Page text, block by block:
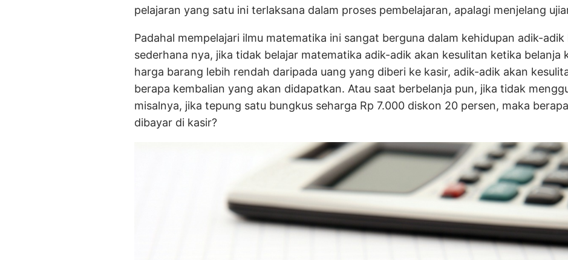
pelajaran yang satu ini terlaksana dalam proses pembelajaran, apalagi menjelang
Padahal mempelajari ilmu matematika ini sangat berguna dalam kehidupan adik-
sederhana nya, jika tidak belajar matematika adik-adik akan kesulitan ketika belanja
harga barang lebih rendah daripada uang yang diberi ke kasir, adik-adik akan
berapa kembalian yang akan didapatkan. Atau saat berbelanja pun, jika tidak
misalnya, jika tepung satu bungkus seharga Rp 7.000 diskon 20 persen, maka
dibayar di kasir?